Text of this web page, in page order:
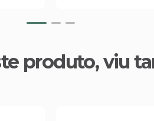
produto, viu